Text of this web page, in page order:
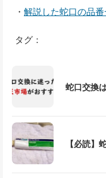
・ 解説した蛇口の品
タグ：
蛇口交換
【必読】